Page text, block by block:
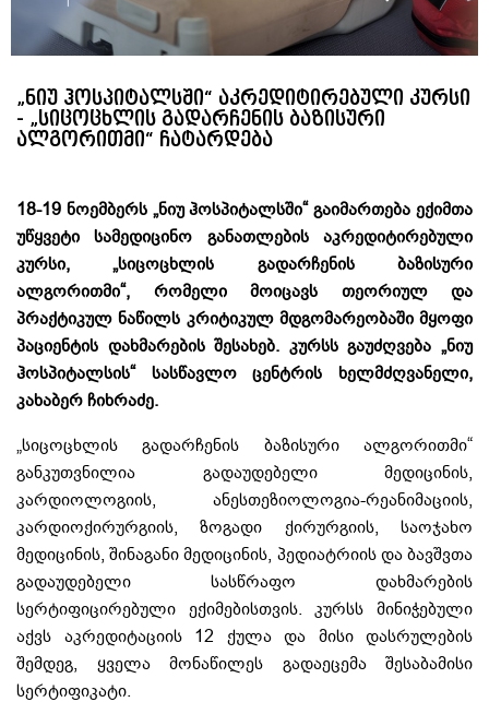
„ნიუ ჰოსპიტალსში“ აკრედიტირებული კურსი
- „სიცოცხლის გადარჩენის ბაზისური
ალგორითმი“ ჩატარდება
18-19 ნოემბერს „ნიუ ჰოსპიტალსში“ გაიმართება ექიმთა
უწყვეტი სამედიცინო განათლების აკრედიტირებული
კურსი, „სიცოცხლის გადარჩენის ბაზისური
ალგორითმი“, რომელი მოიცავს თეორიულ და
პრაქტიკულ ნაწილს კრიტიკულ მდგომარეობაში მყოფი
პაციენტის დახმარების შესახებ. კურსს გაუძღვება „ნიუ
ჰოსპიტალსის“ სასწავლო ცენტრის ხელმძღვანელი,
კახაბერ ჩიხრაძე.
„სიცოცხლის გადარჩენის ბაზისური ალგორითმი“
განკუთვნილია გადაუდებელი მედიცინის,
კარდიოლოგიის, ანესთეზიოლოგია-რეანიმაციის,
კარდიოქირურგიის, ზოგადი ქირურგიის, საოჯახო
მედიცინის, შინაგანი მედიცინის, პედიატრიის და ბავშვთა
გადაუდებელი სასწრაფო დახმარების
სერტიფიცირებული ექიმებისთვის. კურსს მინიჭებული
აქვს აკრედიტაციის 12 ქულა და მისი დასრულების
შემდეგ, ყველა მონაწილეს გადაეცემა შესაბამისი
სერტიფიკატი.